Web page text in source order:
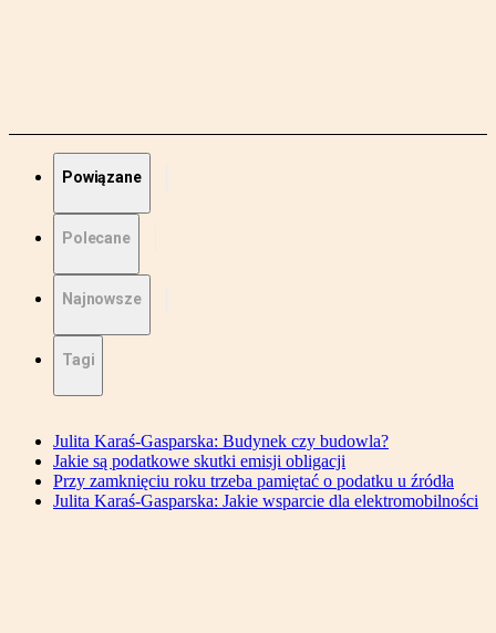
Powiązane
Polecane
Najnowsze
Tagi
Julita Karaś-Gasparska: Budynek czy budowla?
Jakie są podatkowe skutki emisji obligacji
Przy zamknięciu roku trzeba pamiętać o podatku u źródła
Julita Karaś-Gasparska: Jakie wsparcie dla elektromobilności